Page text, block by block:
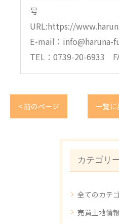
号
URL:https://
E-mail：info@haruna-
TEL：0739-20-6933
< 前のページ 一覧に
カテゴリ
全てのカテ
売買土地情報